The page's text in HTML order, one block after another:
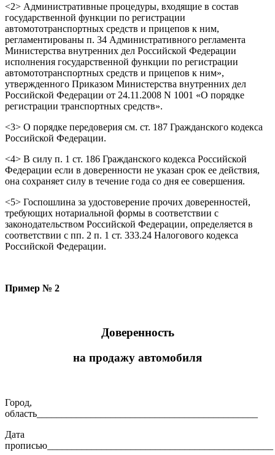
<2> Административные процедуры, входящие в состав
государственной функции по регистрации
автомототранспортных средств и прицепов к ним,
регламентированы п. 34 Административного регламента
Министерства внутренних дел Российской Федерации
исполнения государственной функции по регистрации
автомототранспортных средств и прицепов к ним»,
утвержденного Приказом Министерства внутренних дел
Российской Федерации от 24.11.2008 N 1001 «О порядке
регистрации транспортных средств».
<3> О порядке передоверия см. ст. 187 Гражданского кодекса
Российской Федерации.
<4> В силу п. 1 ст. 186 Гражданского кодекса Российской
Федерации если в доверенности не указан срок ее действия,
она сохраняет силу в течение года со дня ее совершения.
<5> Госпошлина за удостоверение прочих доверенностей,
требующих нотариальной формы в соответствии с
законодательством Российской Федерации, определяется в
соответствии с пп. 2 п. 1 ст. 333.24 Налогового кодекса
Российской Федерации.
Пример № 2
Доверенность
на продажу автомобиля
Город,
область_____________________________________________
Дата
прописью______________________________________________